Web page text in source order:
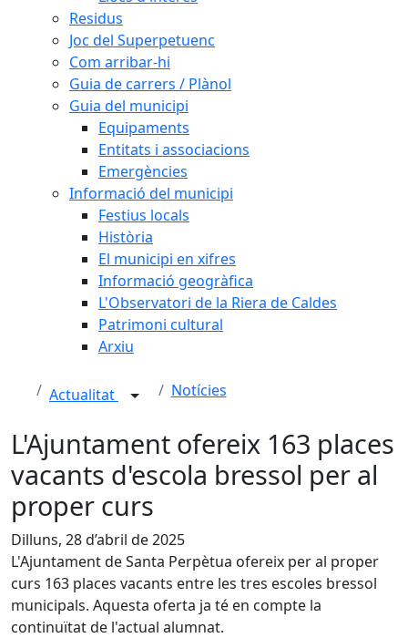
Residus
Joc del Superpetuenc
Com arribar-hi
Guia de carrers / Plànol
Guia del municipi
Equipaments
Entitats i associacions
Emergències
Informació del municipi
Festius locals
Història
El municipi en xifres
Informació geogràfica
L'Observatori de la Riera de Caldes
Patrimoni cultural
Arxiu
Actualitat Notícies
L'Ajuntament ofereix 163 places
vacants d'escola bressol per al
proper curs
Dilluns, 28 d’abril de 2025
L'Ajuntament de Santa Perpètua ofereix per al proper
curs 163 places vacants entre les tres escoles bressol
municipals. Aquesta oferta ja té en compte la
continuïtat de l'actual alumnat.